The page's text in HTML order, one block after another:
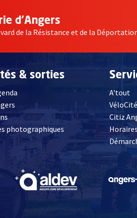
d'Angers
de la Résistance et de la Déportation
& sorties
photographiques
une nouvelle fenêtre
A'tout
VéloCité
Citiz
, Ouvre une